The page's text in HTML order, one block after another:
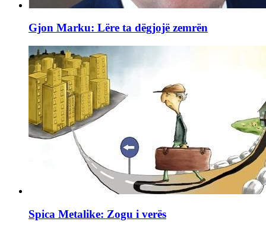
Gjon Marku: Lëre ta dëgjojë zemrën
Spica Metalike: Zogu i verës